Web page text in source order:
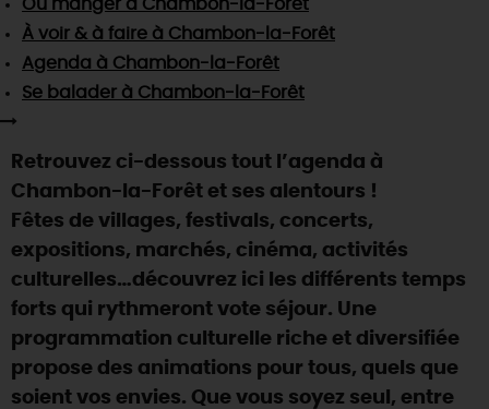
TOUTES LES ACTIVITÉS
Visitesgourmandesetcréatives
Vins etvignobles
Chic,une aire de pique-nique
Par ici lesguinguettes
La Route desMétiers d'Art
TOUT L'ART DE VIVRE
Des vacances auprès des animaux 🐎
(re)Découvrir les coulisses de la Faïencerie de
Gien !
Une saison de festivals 🎉
Rendez-vous de la nature en 2026
Des sorties en famille dans le Loiret !
Programme des animations "Loiret au fil de l'eau"
Où sortir ?
SE REPÉRER,SE DÉPLACER
INFOS & SERVICES
Où manger à Chambon-la-Forêt
À voir & à faire à Chambon-la-Forêt
Agenda à Chambon-la-Forêt
Se balader à Chambon-la-Forêt
Retrouvez ci-dessous tout l’agenda à
Chambon-la-Forêt et ses alentours !
Fêtes de villages, festivals, concerts,
expositions, marchés, cinéma, activités
culturelles…découvrez ici les différents temps
forts qui rythmeront vote séjour. Une
programmation culturelle riche et diversifiée
propose des animations pour tous, quels que
soient vos envies. Que vous soyez seul, entre